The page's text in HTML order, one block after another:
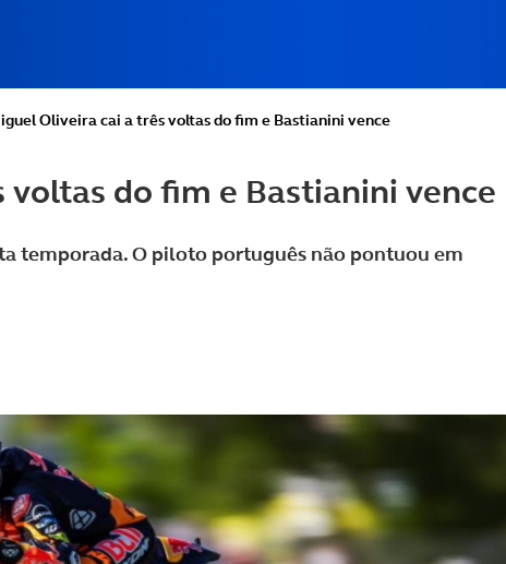
Oliveira cai a três voltas do fim e Bastianini vence
do fim e Bastianini vence
temporada. O piloto português não pontuou em